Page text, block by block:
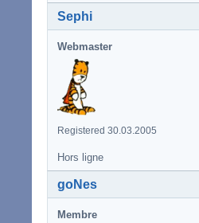
Sephi
Webmaster
Registered 30.03.2005
Hors ligne
goNes
Membre